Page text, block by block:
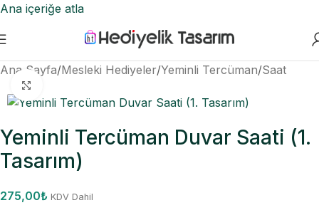
Ana içeriğe atla
Ana Sayfa/Mesleki Hediyeler/Yeminli Tercüman/Saat
Yeminli Tercüman Duvar Saati (1.
Tasarım)
275,00₺ KDV Dahil